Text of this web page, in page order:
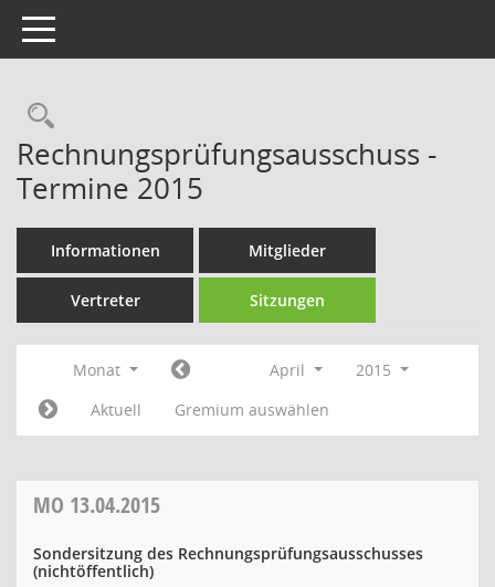
Toggle navigation
Rechercheauswahl
Rechnungsprüfungsausschuss -
Termine 2015
Informationen Mitglieder
Vertreter Sitzungen
Monat April
2015
Aktuell
Gremium auswählen
MO 13.04.2015
Sondersitzung des Rechnungsprüfungsausschusses
(nichtöffentlich)